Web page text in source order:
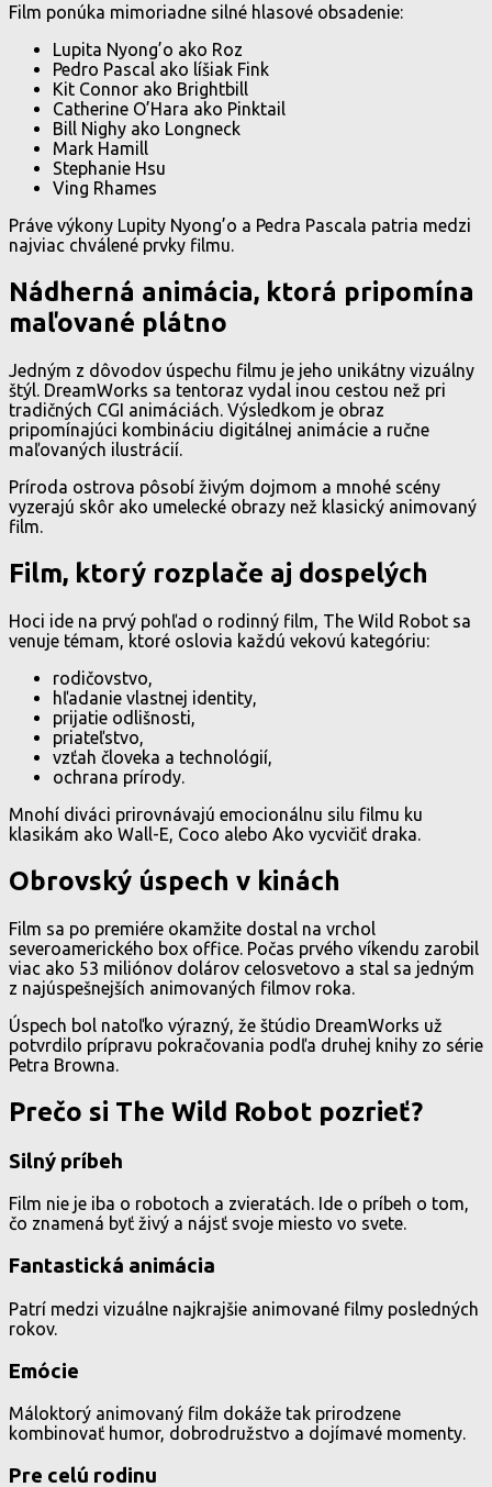
Film ponúka mimoriadne silné hlasové obsadenie:
Lupita Nyong’o ako Roz
Pedro Pascal ako líšiak Fink
Kit Connor ako Brightbill
Catherine O’Hara ako Pinktail
Bill Nighy ako Longneck
Mark Hamill
Stephanie Hsu
Ving Rhames
Práve výkony Lupity Nyong’o a Pedra Pascala patria medzi
najviac chválené prvky filmu.
Nádherná animácia, ktorá pripomína
maľované plátno
Jedným z dôvodov úspechu filmu je jeho unikátny vizuálny
štýl. DreamWorks sa tentoraz vydal inou cestou než pri
tradičných CGI animáciách. Výsledkom je obraz
pripomínajúci kombináciu digitálnej animácie a ručne
maľovaných ilustrácií.
Príroda ostrova pôsobí živým dojmom a mnohé scény
vyzerajú skôr ako umelecké obrazy než klasický animovaný
film.
Film, ktorý rozplače aj dospelých
Hoci ide na prvý pohľad o rodinný film, The Wild Robot sa
venuje témam, ktoré oslovia každú vekovú kategóriu:
rodičovstvo,
hľadanie vlastnej identity,
prijatie odlišnosti,
priateľstvo,
vzťah človeka a technológií,
ochrana prírody.
Mnohí diváci prirovnávajú emocionálnu silu filmu ku
klasikám ako Wall-E, Coco alebo Ako vycvičiť draka.
Obrovský úspech v kinách
Film sa po premiére okamžite dostal na vrchol
severoamerického box office. Počas prvého víkendu zarobil
viac ako 53 miliónov dolárov celosvetovo a stal sa jedným
z najúspešnejších animovaných filmov roka.
Úspech bol natoľko výrazný, že štúdio DreamWorks už
potvrdilo prípravu pokračovania podľa druhej knihy zo série
Petra Browna.
Prečo si The Wild Robot pozrieť?
Silný príbeh
Film nie je iba o robotoch a zvieratách. Ide o príbeh o tom,
čo znamená byť živý a nájsť svoje miesto vo svete.
Fantastická animácia
Patrí medzi vizuálne najkrajšie animované filmy posledných
rokov.
Emócie
Máloktorý animovaný film dokáže tak prirodzene
kombinovať humor, dobrodružstvo a dojímavé momenty.
Pre celú rodinu